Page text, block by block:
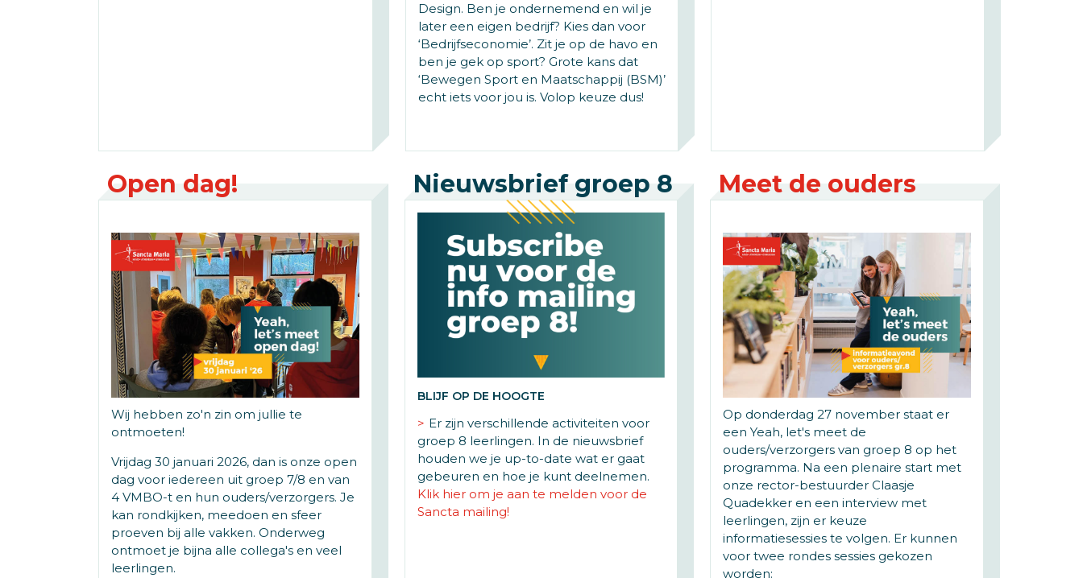
Design. Ben je ondernemend en wil je
later een eigen bedrijf? Kies dan voor
‘Bedrijfseconomie’. Zit je op de havo en
ben je gek op sport? Grote kans dat
‘Bewegen Sport en Maatschappij (BSM)’
echt iets voor jou is. Volop keuze dus!
Open dag!
Wij hebben zo'n zin om jullie te
ontmoeten!
Vrijdag 30 januari 2026, dan is onze open
dag voor iedereen uit groep 7/8 en van
4 VMBO-t en hun ouders/verzorgers. Je
kan rondkijken, meedoen en sfeer
proeven bij alle vakken. Onderweg
ontmoet je bijna alle collega's en veel
leerlingen.
Nieuwsbrief groep 8
BLIJF OP DE HOOGTE
Er zijn verschillende activiteiten voor
groep 8 leerlingen. In de nieuwsbrief
houden we je up-to-date wat er gaat
gebeuren en hoe je kunt deelnemen.
Klik hier om je aan te melden voor de
Sancta mailing!
Meet de ouders
Op donderdag 27 november staat er
een Yeah, let's meet de
ouders/verzorgers van groep 8 op het
programma. Na een plenaire start met
onze rector-bestuurder Claasje
Quadekker en een interview met
leerlingen, zijn er keuze
informatiesessies te volgen. Er kunnen
voor twee rondes sessies gekozen
worden: